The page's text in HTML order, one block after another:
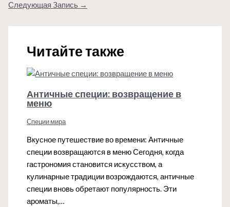
Следующая Запись →
Читайте также
Античные специи: возвращение в
меню
Специи мира
Вкусное путешествие во времени: Античные
специи возвращаются в меню Сегодня, когда
гастрономия становится искусством, а
кулинарные традиции возрождаются, античные
специи вновь обретают популярность. Эти
ароматы,…